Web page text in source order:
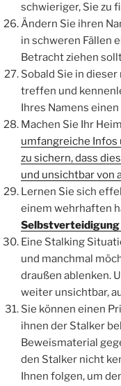
schwieriger, Sie zu
Ändern Sie ihren
in schweren Fällen
Betracht ziehen
Sobald Sie in
treffen und
Ihres Namens
Machen Sie Ihr
umfangreiche Infos
zu sichern, dass
und unsichtbar von
Lernen Sie sich
einem wehrhaften
Selbstverteidigung
Eine Stalking
und manchmal
draußen ablenken.
weiter unsichtbar,
Sie können einen
ihnen der Stalker
Beweismaterial
den Stalker nicht
Ihnen folgen, um